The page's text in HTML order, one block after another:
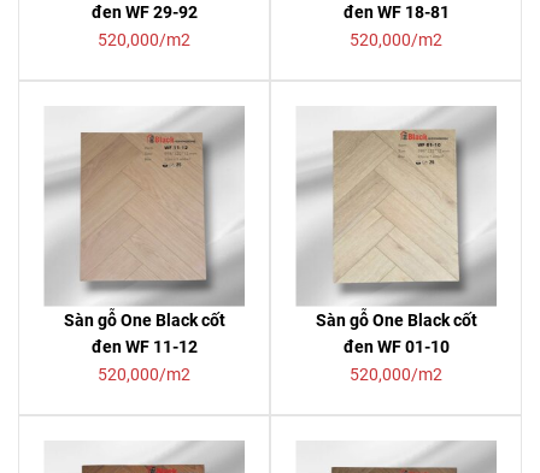
đen WF 29-92
520,000/m2
đen WF 18-81
520,000/m2
Sàn gỗ One Black cốt
đen WF 11-12
520,000/m2
Sàn gỗ One Black cốt
đen WF 01-10
520,000/m2